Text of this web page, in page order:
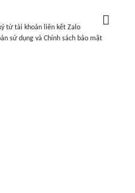
từ tài khoản liên kết Zalo
sử dụng và Chính sách bảo mật